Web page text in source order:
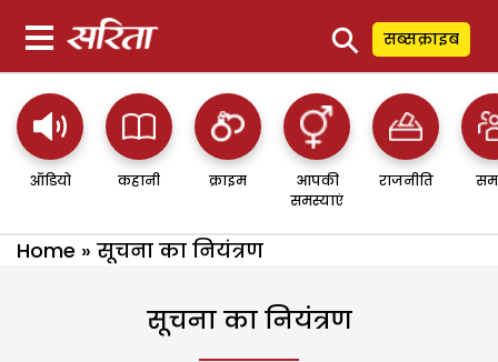
⚲ सब्सक्राइब
ऑडियो कहानी क्राइम
आपकी
समस्याएं
राजनीति
Home » सूचना का नियंत्रण
सूचना का नियंत्रण